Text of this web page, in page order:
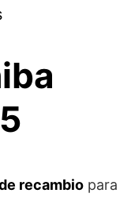
recambio para